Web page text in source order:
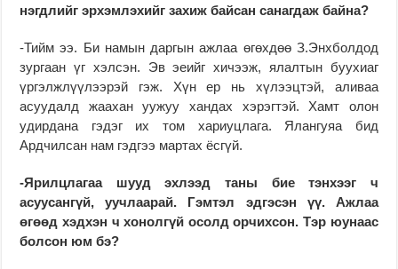
нэгдлийг эрхэмлэхийг захиж байсан санагдаж байна?
-Тийм ээ. Би намын даргын ажлаа өгөхдөө З.Энхболдод
зургаан үг хэлсэн. Эв эеийг хичээж, ялалтын буухиаг
үргэлжлүүлээрэй гэж. Хүн ер нь хүлээцтэй, аливаа
асуудалд жаахан уужуу хандах хэрэгтэй. Хамт олон
удирдана гэдэг их том хариуцлага. Ялангуяа бид
Ардчилсан нам гэдгээ мартах ёсгүй.
-Ярилцлагаа шууд эхлээд таны бие тэнхээг ч
асуусангүй, уучлаарай. Гэмтэл эдгэсэн үү. Ажлаа
өгөөд хэдхэн ч хонолгүй осолд орчихсон. Тэр юунаас
болсон юм бэ?